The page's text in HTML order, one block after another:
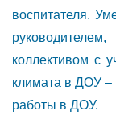
воспитателя.
коллективом с
климата в ДОУ –
работы в ДОУ.